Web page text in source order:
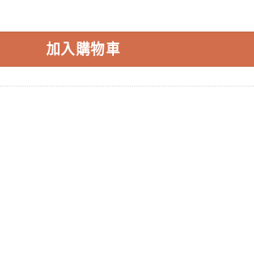
量
加入購物車